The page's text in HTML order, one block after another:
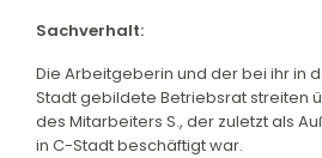
Sachverhalt:
Die Arbeitgeberin und der bei ihr in
Stadt gebildete Betriebsrat streiten
des Mitarbeiters S., der zuletzt als
in C-Stadt beschäftigt war.